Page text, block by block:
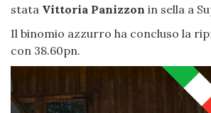
stata Vittoria Panizzon in sella a
Il binomio azzurro ha concluso la
con 38.60pn.